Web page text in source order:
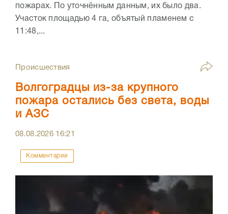
пожарах. По уточнённым данным, их было два.
Участок площадью 4 га, объятый пламенем с
11:48,...
Происшествия
Волгоградцы из-за крупного
пожара остались без света, воды
и АЗС
08.08.2026 16:21
Комментарии